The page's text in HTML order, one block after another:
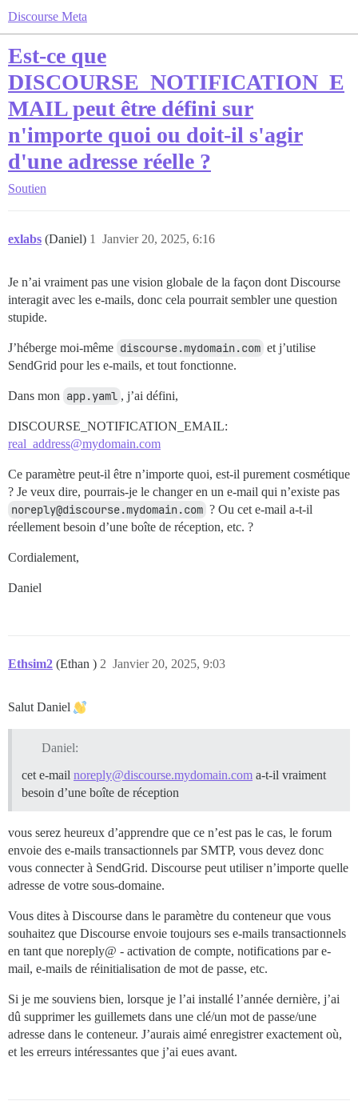
Discourse Meta
Est-ce que
DISCOURSE_NOTIFICATION_E
MAIL peut être défini sur
n'importe quoi ou doit-il s'agir
d'une adresse réelle ?
Soutien
exlabs (Daniel) Janvier 20, 2025, 6:16
1
Je n’ai vraiment pas une vision globale de la façon dont Discourse
interagit avec les e-mails, donc cela pourrait sembler une question
stupide.
J’héberge moi-même discourse.mydomain.com et j’utilise
SendGrid pour les e-mails, et tout fonctionne.
Dans mon app.yaml , j’ai défini,
DISCOURSE_NOTIFICATION_EMAIL:
real_address@mydomain.com
Ce paramètre peut-il être n’importe quoi, est-il purement cosmétique
? Je veux dire, pourrais-je le changer en un e-mail qui n’existe pas
noreply@discourse.mydomain.com ? Ou cet e-mail a-t-il
réellement besoin d’une boîte de réception, etc. ?
Cordialement,
Daniel
Ethsim2 (Ethan ) Janvier 20, 2025, 9:03
2
Salut Daniel
Daniel:
cet e-mail noreply@discourse.mydomain.com a-t-il vraiment
besoin d’une boîte de réception
vous serez heureux d’apprendre que ce n’est pas le cas, le forum
envoie des e-mails transactionnels par SMTP, vous devez donc
vous connecter à SendGrid. Discourse peut utiliser n’importe quelle
adresse de votre sous-domaine.
Vous dites à Discourse dans le paramètre du conteneur que vous
souhaitez que Discourse envoie toujours ses e-mails transactionnels
en tant que noreply@ - activation de compte, notifications par e-
mail, e-mails de réinitialisation de mot de passe, etc.
Si je me souviens bien, lorsque je l’ai installé l’année dernière, j’ai
dû supprimer les guillemets dans une clé/un mot de passe/une
adresse dans le conteneur. J’aurais aimé enregistrer exactement où,
et les erreurs intéressantes que j’ai eues avant.